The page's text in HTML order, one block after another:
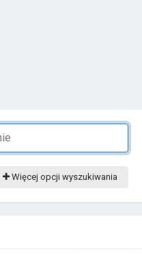
Więcej opcji wyszukiwania